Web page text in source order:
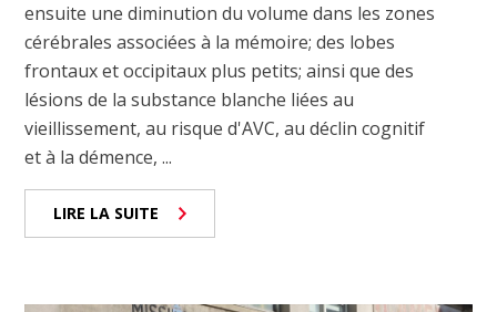
ensuite une diminution du volume dans les zones
cérébrales associées à la mémoire; des lobes
frontaux et occipitaux plus petits; ainsi que des
lésions de la substance blanche liées au
vieillissement, au risque d'AVC, au déclin cognitif
et à la démence, ...
LIRE LA SUITE